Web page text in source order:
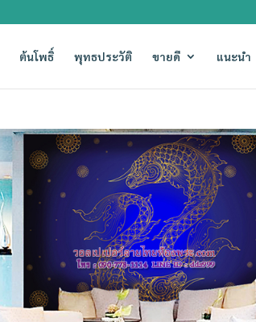
ต้นโพธิ์ พุทธประวัติ ขายดี แนะนำ